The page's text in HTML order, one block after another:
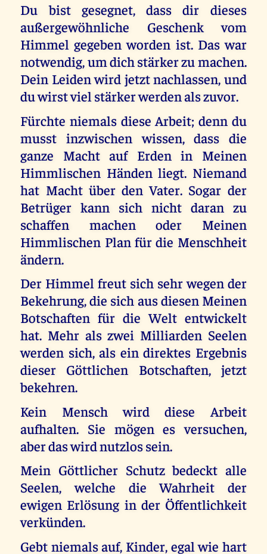
Du bist gesegnet, dass dir dieses
außergewöhnliche Geschenk vom
Himmel gegeben worden ist. Das war
notwendig, um dich stärker zu machen.
Dein Leiden wird jetzt nachlassen, und
du wirst viel stärker werden als zuvor.
Fürchte niemals diese Arbeit; denn du
musst inzwischen wissen, dass die
ganze Macht auf Erden in Meinen
Himmlischen Händen liegt. Niemand
hat Macht über den Vater. Sogar der
Betrüger kann sich nicht daran zu
schaffen machen oder Meinen
Himmlischen Plan für die Menschheit
ändern.
Der Himmel freut sich sehr wegen der
Bekehrung, die sich aus diesen Meinen
Botschaften für die Welt entwickelt
hat. Mehr als zwei Milliarden Seelen
werden sich, als ein direktes Ergebnis
dieser Göttlichen Botschaften, jetzt
bekehren.
Kein Mensch wird diese Arbeit
aufhalten. Sie mögen es versuchen,
aber das wird nutzlos sein.
Mein Göttlicher Schutz bedeckt alle
Seelen, welche die Wahrheit der
ewigen Erlösung in der Öffentlichkeit
verkünden.
Gebt niemals auf, Kinder, egal wie hart